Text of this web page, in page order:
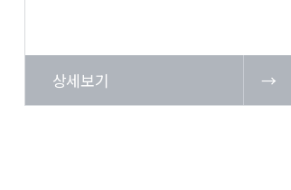
상세보기 →